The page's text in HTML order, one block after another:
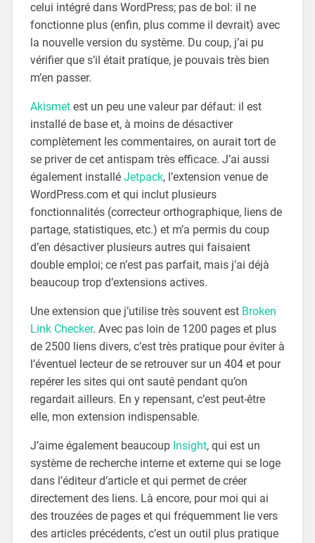
celui intégré dans WordPress; pas de bol: il ne
fonctionne plus (enfin, plus comme il devrait) avec
la nouvelle version du système. Du coup, j’ai pu
vérifier que s’il était pratique, je pouvais très bien
m’en passer.
Akismetest un peu une valeur par défaut: il est
installé de base et, à moins de désactiver
complètement les commentaires, on aurait tort de
se priver de cet antispam très efficace. J’ai aussi
également installé Jetpack, l’extension venue de
WordPress.com et qui inclut plusieurs
fonctionnalités (correcteur orthographique, liens de
partage, statistiques, etc.) et m’a permis du coup
d’en désactiver plusieurs autres qui faisaient
double emploi; ce n’est pas parfait, mais j’ai déjà
beaucoup trop d’extensions actives.
Une extension que j’utilise très souvent est Broken
Link Checker. Avec pas loin de 1200 pages et plus
de 2500 liens divers, c’est très pratique pour éviter à
l’éventuel lecteur de se retrouver sur un 404 et pour
repérer les sites qui ont sauté pendant qu’on
regardait ailleurs. En y repensant, c’est peut-être
elle, mon extension indispensable.
J’aime également beaucoup Insight, qui est un
système de recherche interne et externe qui se loge
dans l’éditeur d’article et qui permet de créer
directement des liens. Là encore, pour moi qui ai
des trouzées de pages et qui fréquemment lie vers
des articles précédents, c’est un outil plus pratique